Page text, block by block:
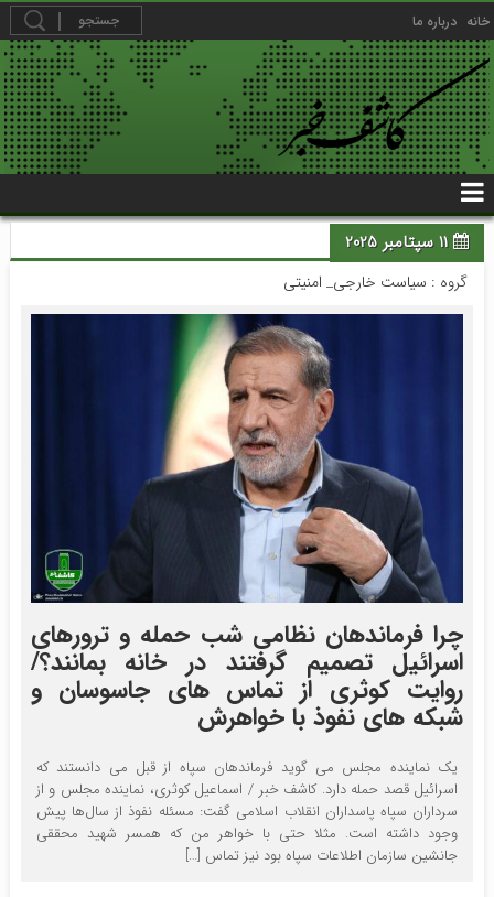
خانه درباره ما
11 سپتامبر 2025
گروه : سیاست خارجی_ امنیتی
چرا فرماندهان نظامی شب حمله و ترورهای
اسرائیل تصمیم گرفتند در خانه بمانند؟/
روایت کوثری از تماس های جاسوسان و
شبکه های نفوذ با خواهرش
یک نماینده مجلس می گوید فرماندهان سپاه از قبل می دانستند که
اسرائیل قصد حمله دارد. کاشف خبر / اسماعیل کوثری، نماینده مجلس و از
سرداران سپاه پاسداران انقلاب اسلامی گفت: مسئله نفوذ از سال‌ها پیش
وجود داشته است. مثلا حتی با خواهر من که همسر شهید محققی
جانشین سازمان اطلاعات سپاه بود نیز تماس […]